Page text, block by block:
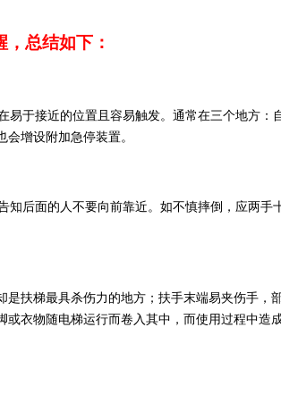
总结如下：
于接近的位置且容易触发。通常在三个地方
增设附加急停装置。
后面的人不要向前靠近。如不慎摔倒，应两
是扶梯最具杀伤力的地方；扶手末端易夹伤手
衣物随电梯运行而卷入其中，而使用过程中